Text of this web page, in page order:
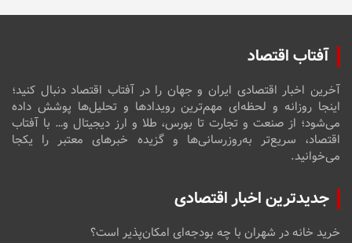
آفتاب اقتصاد
آخرین اخبار اقتصادی ایران و جهان را در آفتاب اقتصاد دنبال کنید؛
اینجا روزانه و لحظه‌ای مهم‌ترین رویدادها و تحلیل‌ها پوشش داده
می‌شود؛ از صنعت و تجارت تا بورس، طلا و ارز دیجیتال و… با آفتاب
اقتصاد، سریع‌تر به‌روزرسانی‌ها و گزیده خبرهای معتبر را یکجا
می‌خوانید.
جدیدترین اخبار اقتصادی
خرید خانه در شهران با چه بودجه‌ای امکان‌پذیر است؟